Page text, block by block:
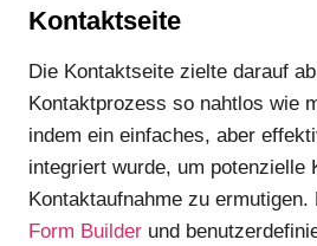
Kontaktseite
Die Kontaktseite zielte darauf
Kontaktprozess so nahtlos wie
indem ein einfaches, aber
integriert wurde, um potenzielle
Kontaktaufnahme zu
Form Builder und